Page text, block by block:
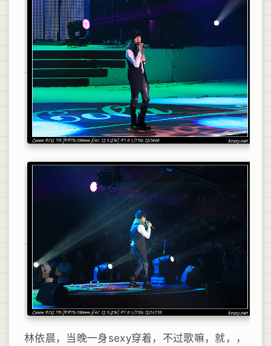
林依晨，当晚一身sexy穿着，不过歌嘛，就，，